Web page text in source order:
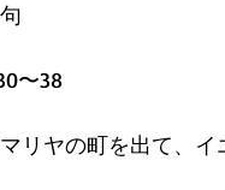
〜38
リヤの町を出て、イ